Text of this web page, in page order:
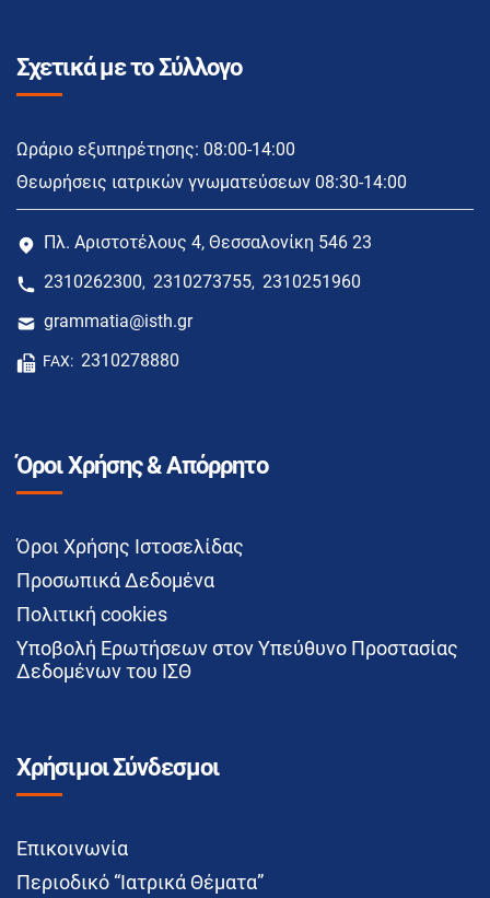
Σχετικά με το Σύλλογο
Ωράριο εξυπηρέτησης: 08:00-14:00
Θεωρήσεις ιατρικών γνωματεύσεων 08:30-14:00
Πλ. Αριστοτέλους 4, Θεσσαλονίκη 546 23
2310262300, 2310273755, 2310251960
grammatia@isth.gr
FAX: 2310278880
Όροι Χρήσης & Απόρρητο
Όροι Χρήσης Ιστοσελίδας
Προσωπικά Δεδομένα
Πολιτική cookies
Υποβολή Ερωτήσεων στον Υπεύθυνο Προστασίας
Δεδομένων του ΙΣΘ
Χρήσιμοι Σύνδεσμοι
Επικοινωνία
Περιοδικό “Ιατρικά Θέματα”